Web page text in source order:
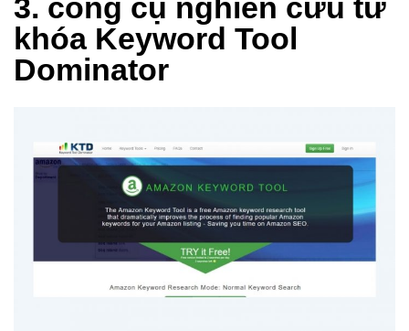
3. công cụ nghiên cứu từ
khóa Keyword Tool
Dominator